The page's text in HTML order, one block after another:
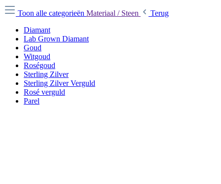
Toon alle categorieën Materiaal / Steen
Terug
Diamant
Lab Grown Diamant
Goud
Witgoud
Roségoud
Sterling Zilver
Sterling Zilver Verguld
Rosé verguld
Parel